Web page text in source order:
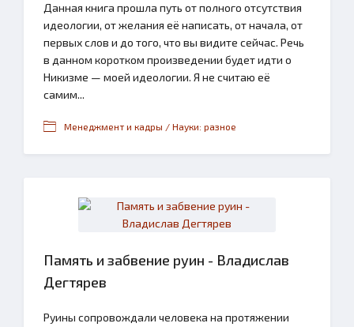
Данная книга прошла путь от полного отсутствия
идеологии, от желания её написать, от начала, от
первых слов и до того, что вы видите сейчас. Речь
в данном коротком произведении будет идти о
Никизме — моей идеологии. Я не считаю её
самим...
Менеджмент и кадры / Науки: разное
Память и забвение руин - Владислав
Дегтярев
Руины сопровождали человека на протяжении